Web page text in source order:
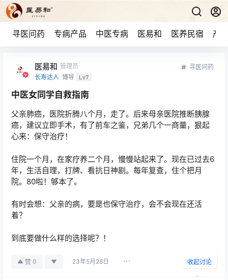
寻医问药 专病产品 中医专病 医易和 医养民宿 产
医易和 管理员
长寿达人 博导 Lv7
寻医问药
中医女同学自救指南
父亲肺癌，医院折腾八个月，走了。后来母亲医院推断胰腺
癌，建议立即手术，有了前车之鉴，兄弟几个一商量，狠起
心来：保守治疗！
住院一个月，在家疗养二个月，慢慢站起来了。现在已过去6
年，生活自理，打牌、看抗日神剧。每年复查，住个把月
院。80啦！够本了。
有时会想：父亲的病，要是也保守治疗，会不会现在还活
着？
到底要做什么样的选择呢？！
赞 0 23年5月28日 收起讨论